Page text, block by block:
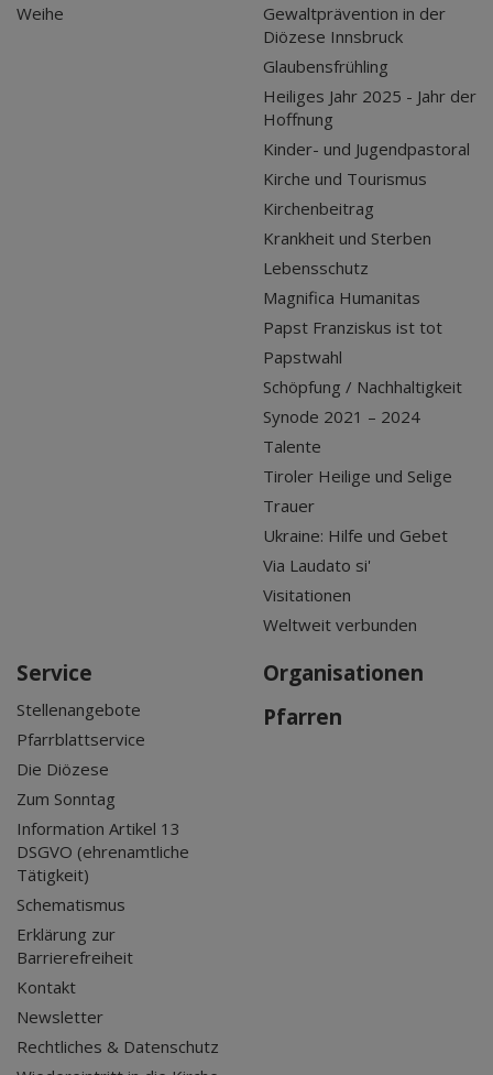
Weihe
Gewaltprävention in der
Diözese Innsbruck
Glaubensfrühling
Heiliges Jahr 2025 - Jahr der
Hoffnung
Kinder- und Jugendpastoral
Kirche und Tourismus
Kirchenbeitrag
Krankheit und Sterben
Lebensschutz
Magnifica Humanitas
Papst Franziskus ist tot
Papstwahl
Schöpfung / Nachhaltigkeit
Synode 2021 – 2024
Talente
Tiroler Heilige und Selige
Trauer
Ukraine: Hilfe und Gebet
Via Laudato si'
Visitationen
Weltweit verbunden
Service
Stellenangebote
Pfarrblattservice
Die Diözese
Zum Sonntag
Information Artikel 13
DSGVO (ehrenamtliche
Tätigkeit)
Schematismus
Erklärung zur
Barrierefreiheit
Kontakt
Newsletter
Rechtliches & Datenschutz
Organisationen
Pfarren